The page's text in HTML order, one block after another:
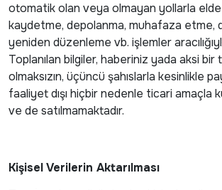
otomatik olan veya olmayan yollarla
kaydetme, depolanma, muhafaza etme,
yeniden düzenleme vb. işlemler
Toplanılan bilgiler, haberiniz yada aksi bir
olmaksızın, üçüncü şahıslarla kesinlikle
faaliyet dışı hiçbir nedenle ticari amaçla
ve de satılmamaktadır.
Kişisel Verilerin Aktarılması